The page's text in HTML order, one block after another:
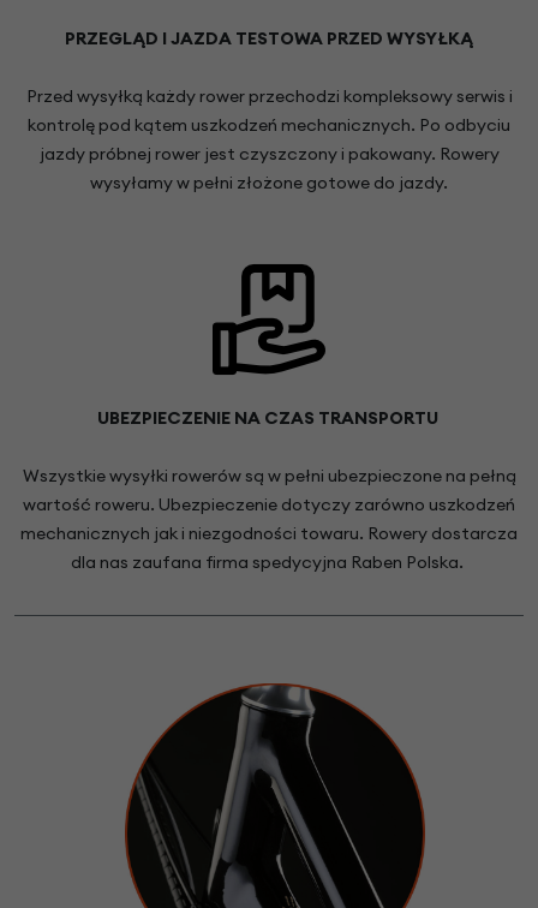
PRZEGLĄD I JAZDA TESTOWA PRZED WYSYŁKĄ
Przed wysyłką każdy rower przechodzi kompleksowy serwis i
kontrolę pod kątem uszkodzeń mechanicznych. Po odbyciu
jazdy próbnej rower jest czyszczony i pakowany. Rowery
wysyłamy w pełni złożone gotowe do jazdy.
UBEZPIECZENIE NA CZAS TRANSPORTU
Wszystkie wysyłki rowerów są w pełni ubezpieczone na pełną
wartość roweru. Ubezpieczenie dotyczy zarówno uszkodzeń
mechanicznych jak i niezgodności towaru. Rowery dostarcza
dla nas zaufana firma spedycyjna Raben Polska.